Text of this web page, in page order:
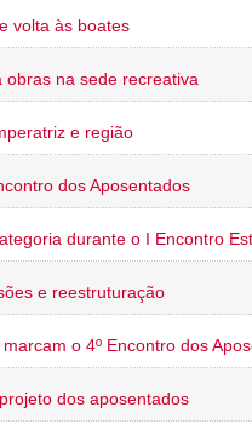
volta às boates
obras na sede recreativa
e região
dos Aposentados
durante o I Encontro
e reestruturação
o 4º Encontro dos
dos aposentados